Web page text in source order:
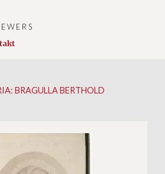
BRAGULLA BERTHOLD